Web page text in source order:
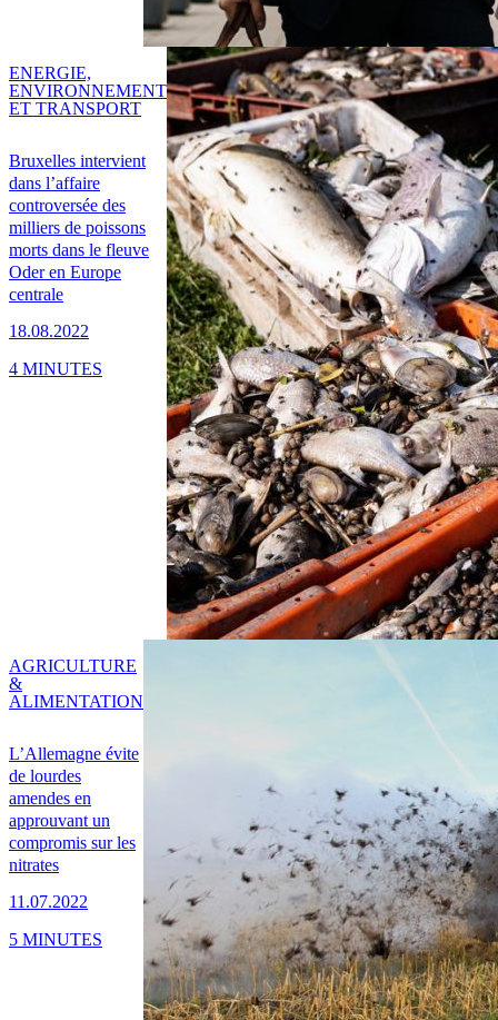
Bruxelles intervient
dans l’affaire
controversée des
milliers de poissons
morts dans le fleuve
Oder en Europe
centrale
18.08.2022
ENERGIE,
ENVIRONNEMENT
ET TRANSPORT
4 MINUTES
L’Allemagne évite
de lourdes
amendes en
approuvant un
compromis sur les
nitrates
11.07.2022
AGRICULTURE
&
ALIMENTATION
5 MINUTES